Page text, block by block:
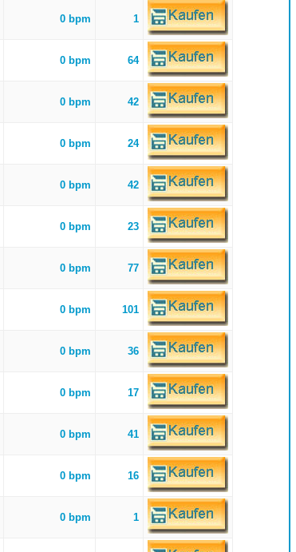
0 bpm 1
0 bpm 64
0 bpm 42
0 bpm 24
0 bpm 42
0 bpm 23
0 bpm 77
0 bpm 101
0 bpm 36
0 bpm 17
0 bpm 41
0 bpm 16
0 bpm 1